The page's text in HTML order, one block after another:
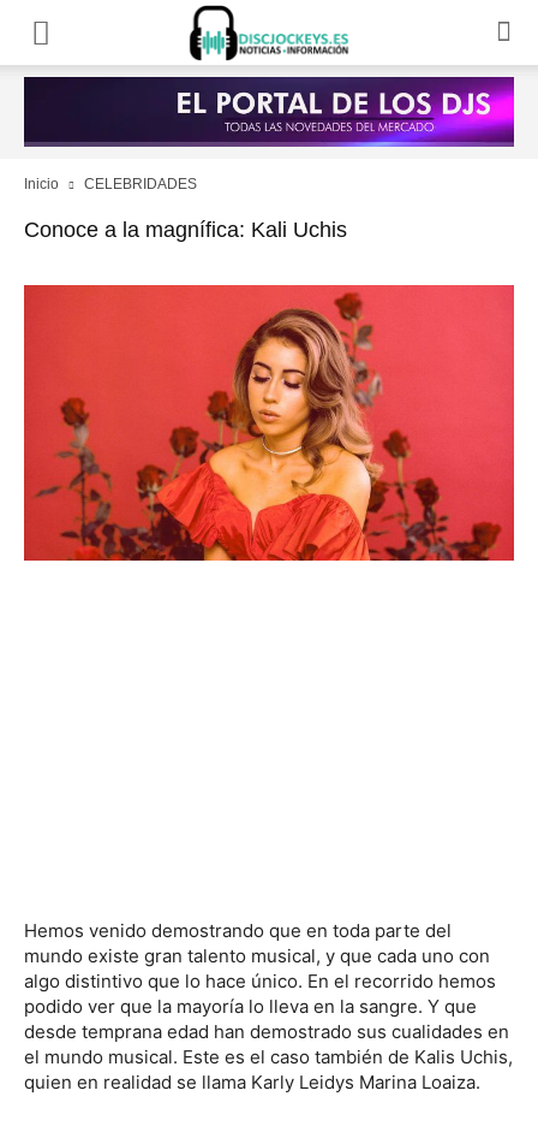
Inicio CELEBRIDADES
Conoce a la magnífica: Kali Uchis
Hemos venido demostrando que en toda parte del
mundo existe gran talento musical, y que cada uno con
algo distintivo que lo hace único. En el recorrido hemos
podido ver que la mayoría lo lleva en la sangre. Y que
desde temprana edad han demostrado sus cualidades en
el mundo musical. Este es el caso también de Kalis Uchis,
quien en realidad se llama Karly Leidys Marina Loaiza.